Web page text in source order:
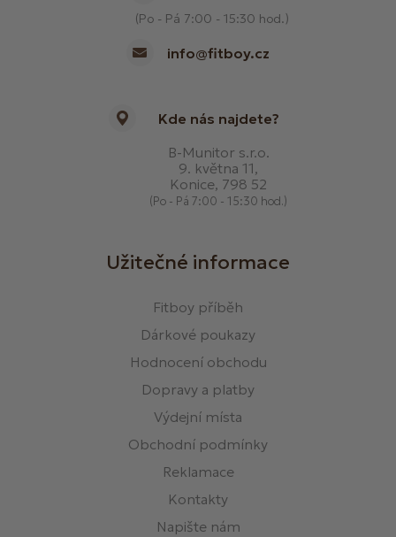
(Po - Pá 7:00 - 15:30 hod.)
info@fitboy.cz
Kde nás najdete?
B-Munitor s.r.o.
9. května 11,
Konice, 798 52
(Po - Pá 7:00 - 15:30 hod.)
Užitečné informace
Fitboy příběh
Dárkové poukazy
Hodnocení obchodu
Dopravy a platby
Výdejní místa
Obchodní podmínky
Reklamace
Kontakty
Napište nám